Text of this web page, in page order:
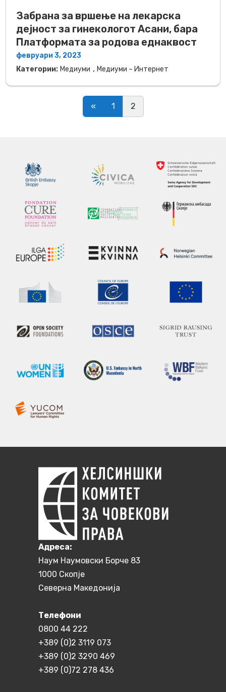
Забрана за вршење на лекарска
дејност за гинекологот Асани, бара
Платформата за родова еднаквост
февруари 3, 2023
Категории: Медиуми , Медиуми – Интернет
Posts navigation
« 1 2
Aдреса:
Наум Наумовски Борче 83
1000 Скопје
Северна Македонија
Телефони
0800 44 222
+389 (0)2 3119 073
+389 (0)2 3290 469
+389 (0)72 278 436